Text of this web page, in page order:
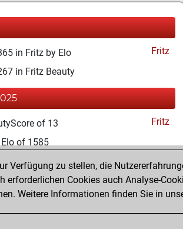
in Fritz by Elo
Fritz
in Fritz Beauty
of 13
Fritz
of 1585
account Fritz
zu stellen, die
Cookies auch Analyse-
Weitere Informationen finden Sie in